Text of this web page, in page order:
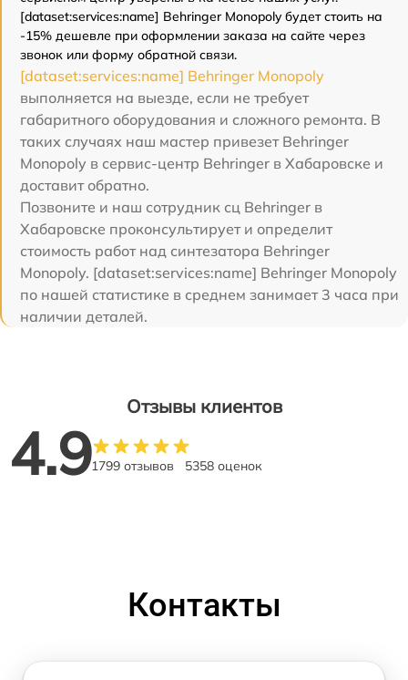
[dataset:services:name] Behringer Monopoly будет стоить на
-15% дешевле при оформлении заказа на сайте через
звонок или форму обратной связи.
[dataset:services:name] Behringer Monopoly
выполняется на выезде, если не требует
габаритного оборудования и сложного ремонта. В
таких случаях наш мастер привезет Behringer
Monopoly в сервис-центр Behringer в Хабаровске и
доставит обратно.
Позвоните и наш сотрудник сц Behringer в
Хабаровске проконсультирует и определит
стоимость работ над синтезатора Behringer
Monopoly. [dataset:services:name] Behringer Monopoly
по нашей статистике в среднем занимает 3 часа при
наличии деталей.
Отзывы клиентов
4.91799 отзывов 5358 оценок
Контакты